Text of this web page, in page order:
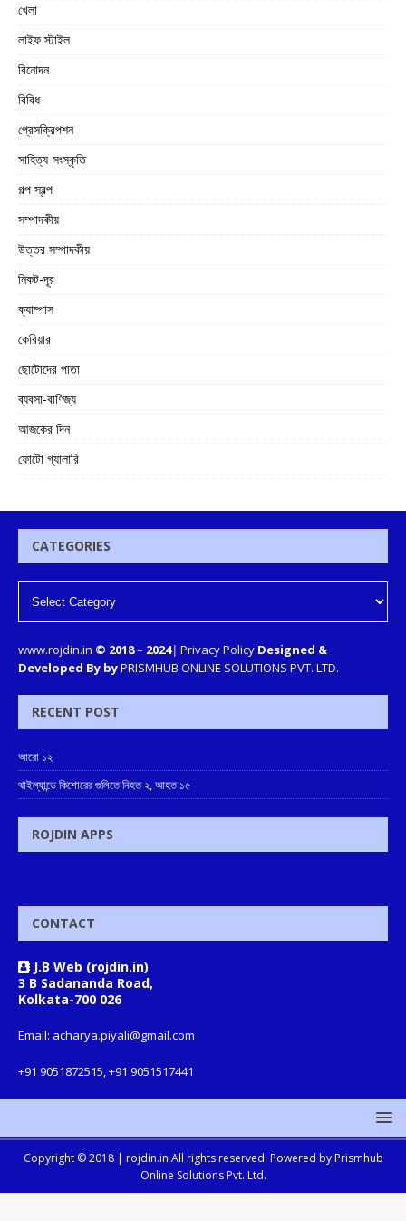
খেলা
লাইফ স্টাইল
বিনোদন
বিবিধ
প্রেসক্রিপশন
সাহিত্য-সংস্কৃতি
গল্প স্বল্প
সম্পাদকীয়
উত্তর সম্পাদকীয়
নিকট-দূর
ক্যাম্পাস
কেরিয়ার
ছোটোদের পাতা
ব্যবসা-বাণিজ্য
আজকের দিন
ফোটো গ্যালারি
CATEGORIES
www.rojdin.in © 2018– 2024| Privacy Policy Designed &
Developed By byPRISMHUB ONLINE SOLUTIONS PVT. LTD.
RECENT POST
আরো ১২
থাইল্যান্ডে কিশোরের গুলিতে নিহত ২, আহত ১৫
ROJDIN APPS
CONTACT
J.B Web (rojdin.in)
3 B Sadananda Road,
Kolkata-700 026
Email: acharya.piyali@gmail.com
+91 9051872515, +91 9051517441
Copyright © 2018 | rojdin.in All rights reserved. Powered by Prismhub
Online Solutions Pvt. Ltd.